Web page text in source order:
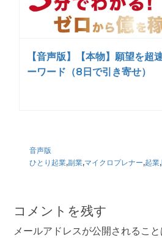
【音声版】【本物】願望を超
ーワード（8日で引き寄せ）
音声版
ひとり起業,副業,マイクロプレナー,起業,
コメントを残す
メールアドレスが公開されること